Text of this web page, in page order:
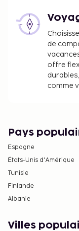
de
offre
comme
Pays
Espagne
États-Unis d'Amérique
Tunisie
Finlande
Albanie
Villes